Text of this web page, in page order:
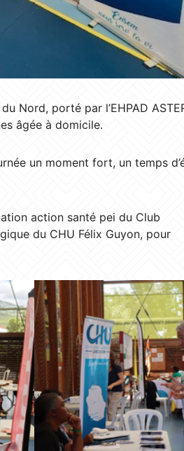
Nord, porté par l’EHPAD
âgée à domicile.
un moment fort, un temps
action santé pei du Club
du CHU Félix Guyon, pour